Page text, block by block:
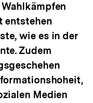
entstehen
wie es in der
Zudem
Medien